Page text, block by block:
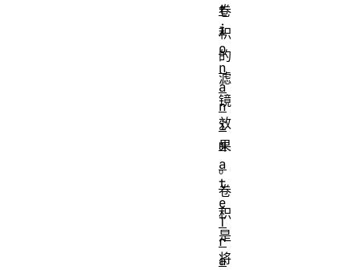
卷
积
的
滤
镜
效
果
。
卷
积
是
将
t
i
o
n
a
n
i
m
a
t
e
T
r
a